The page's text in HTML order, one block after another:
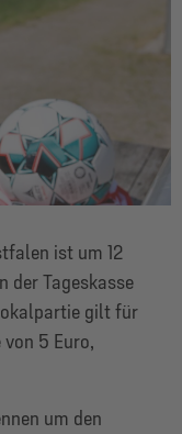
ist um 12
der Tageskasse
gilt für
5 Euro,
um den